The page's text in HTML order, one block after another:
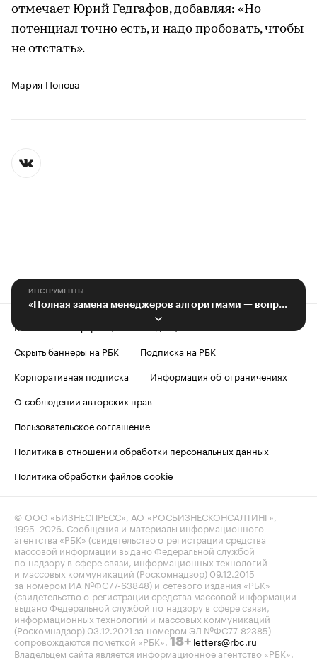
отмечает Юрий Гедгафов, добавляя: «Но
потенциал точно есть, и надо пробовать, чтобы
не отстать».
Мария Попова
ИНСТРУМЕНТЫ
«Полная замена менеджеров алгоритмами — вопрос ближайшего будущего»
Контактная информация
Скрыть баннеры на РБК
Подписка на РБК
Корпоративная подписка
Информация об ограничениях
О соблюдении авторских прав
Пользовательское соглашение
Политика в отношении обработки персональных данных
Политика обработки файлов cookie
© ООО «БИЗНЕСПРЕСС», АО «РОСБИЗНЕСКОНСАЛТИНГ»,
1995–2026. Сообщения и материалы информационного
агентства «РБК» (свидетельство о регистрации средства
массовой информации выдано Федеральной службой
по надзору в сфере связи, информационных технологий
и массовых коммуникаций (Роскомнадзор) 09.12.2015
за номером ИА №ФС77-63848) и сетевого издания «РБК»
(свидетельство о регистрации средства массовой информации
выдано Федеральной службой по надзору в сфере связи,
информационных технологий и массовых коммуникаций
(Роскомнадзор) 03.12.2021 за номером ЭЛ №ФС77-82385)
сопровождаются пометкой «РБК». 18+ letters@rbc.ru
Владельцем сайта является информационное агентство «РБК».